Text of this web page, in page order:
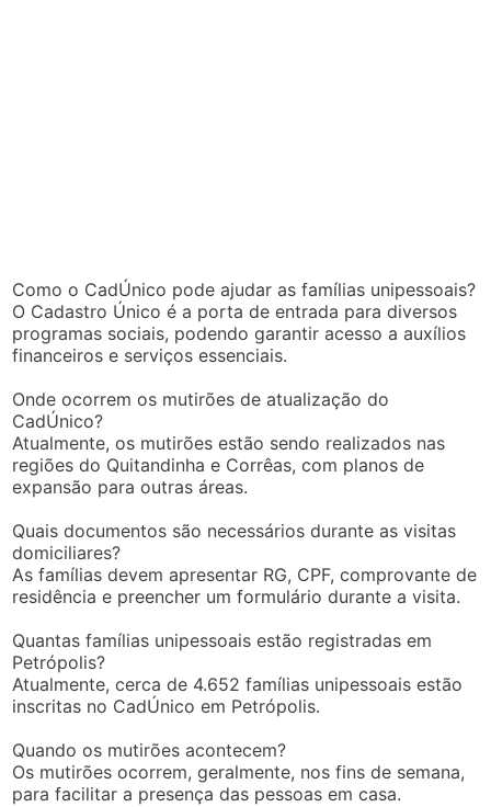
Como o CadÚnico pode ajudar as famílias unipessoais?
O Cadastro Único é a porta de entrada para diversos
programas sociais, podendo garantir acesso a auxílios
financeiros e serviços essenciais.
Onde ocorrem os mutirões de atualização do
CadÚnico?
Atualmente, os mutirões estão sendo realizados nas
regiões do Quitandinha e Corrêas, com planos de
expansão para outras áreas.
Quais documentos são necessários durante as visitas
domiciliares?
As famílias devem apresentar RG, CPF, comprovante de
residência e preencher um formulário durante a visita.
Quantas famílias unipessoais estão registradas em
Petrópolis?
Atualmente, cerca de 4.652 famílias unipessoais estão
inscritas no CadÚnico em Petrópolis.
Quando os mutirões acontecem?
Os mutirões ocorrem, geralmente, nos fins de semana,
para facilitar a presença das pessoas em casa.